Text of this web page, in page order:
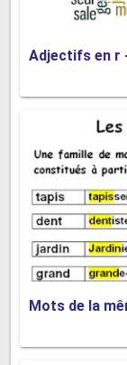
hérisson
13. Voyage :
14. Bruit :
raffut,
vacarme,
15. Bonheur :
béatitude,
Adjectifs en r
Mots de la